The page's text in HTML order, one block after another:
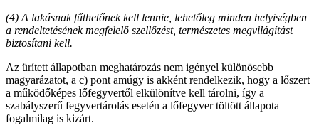
(4) A lakásnak fűthetőnek kell lennie, lehetőleg minden helyiségben
a rendeltetésének megfelelő szellőzést, természetes megvilágítást
biztosítani kell.
Az ürített állapotban meghatározás nem igényel különösebb
magyarázatot, a c) pont amúgy is akként rendelkezik, hogy a lőszert
a működőképes lőfegyvertől elkülönítve kell tárolni, így a
szabályszerű fegyvertárolás esetén a lőfegyver töltött állapota
fogalmilag is kizárt.